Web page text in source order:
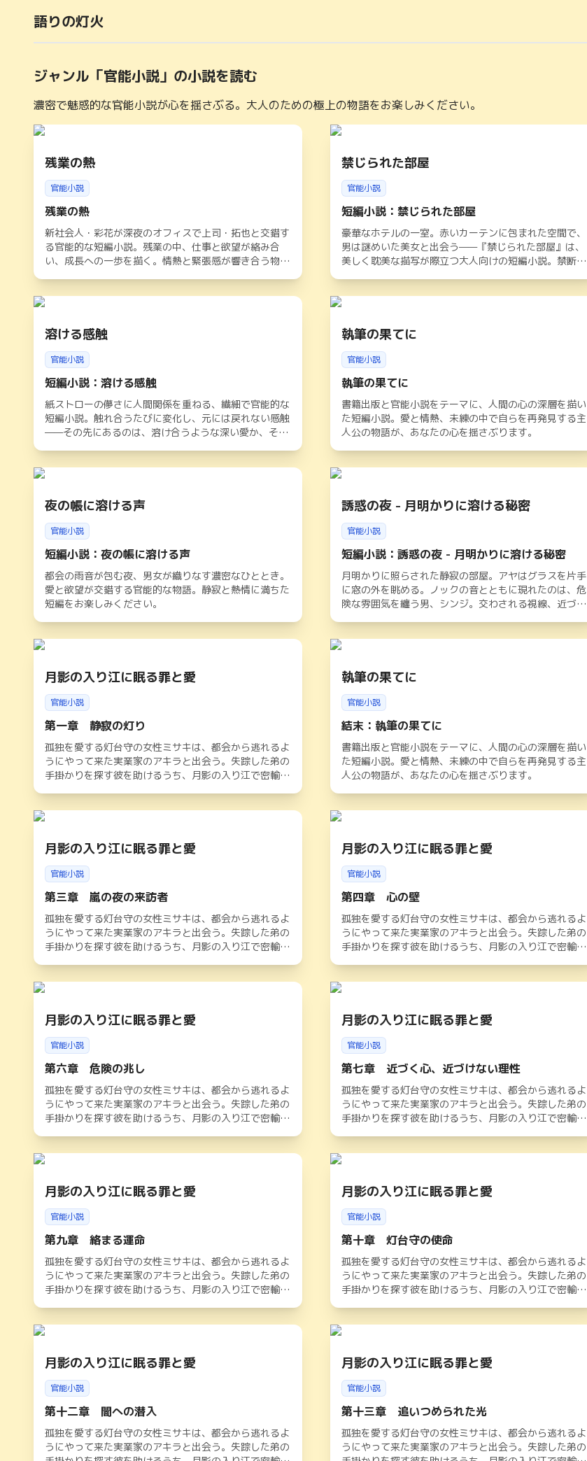
語りの灯火
ジャンル「官能小説」の小説を読む
濃密で魅惑的な官能小説が心を揺さぶる。大人のための極上の物語をお楽しみください。
残業の熱
官能小説
残業の熱
新社会人・彩花が深夜のオフィスで上司・拓也と交錯す
る官能的な短編小説。残業の中、仕事と欲望が絡み合
い、成長への一歩を描く。情熱と緊張感が響き合う物
禁じられた部屋
官能小説
短編小説：禁じられた部屋
豪華なホテルの一室。赤いカーテンに包まれた空間で、
男は謎めいた美女と出会う——『禁じられた部屋』は、
美しく耽美な描写が際立つ大人向けの短編小説。禁断の
溶ける感触
官能小説
短編小説：溶ける感触
紙ストローの儚さに人間関係を重ねる、繊細で官能的な
短編小説。触れ合うたびに変化し、元には戻れない感触
——その先にあるのは、溶け合うような深い愛か、それ
執筆の果てに
官能小説
執筆の果てに
書籍出版と官能小説をテーマに、人間の心の深層を描い
た短編小説。愛と情熱、未練の中で自らを再発見する主
人公の物語が、あなたの心を揺さぶります。
夜の帳に溶ける声
官能小説
短編小説：夜の帳に溶ける声
都会の雨音が包む夜、男女が織りなす濃密なひととき。
愛と欲望が交錯する官能的な物語。静寂と熱情に満ちた
短編をお楽しみください。
誘惑の夜 - 月明かりに溶ける秘密
官能小説
短編小説：誘惑の夜 - 月明かりに溶ける秘密
月明かりに照らされた静寂の部屋。アヤはグラスを片手
に窓の外を眺める。ノックの音とともに現れたのは、危
険な雰囲気を纏う男、シンジ。交わされる視線、近づく
月影の入り江に眠る罪と愛
官能小説
第一章 静寂の灯り
孤独を愛する灯台守の女性ミサキは、都会から逃れるよ
うにやって来た実業家のアキラと出会う。失踪した弟の
手掛かりを探す彼を助けるうち、月影の入り江で密輸組
を苦しめるが、孤独魂が紡ぐ愛は港町の運命を照らし出
す
執筆の果てに
官能小説
結末：執筆の果てに
書籍出版と官能小説をテーマに、人間の心の深層を描い
た短編小説。愛と情熱、未練の中で自らを再発見する主
人公の物語が、あなたの心を揺さぶります。
月影の入り江に眠る罪と愛
官能小説
第三章 嵐の夜の来訪者
孤独を愛する灯台守の女性ミサキは、都会から逃れるよ
うにやって来た実業家のアキラと出会う。失踪した弟の
手掛かりを探す彼を助けるうち、月影の入り江で密輸組
を苦しめるが、孤独魂が紡ぐ愛は港町の運命を照らし出
す
月影の入り江に眠る罪と愛
官能小説
第四章 心の壁
孤独を愛する灯台守の女性ミサキは、都会から逃れるよ
うにやって来た実業家のアキラと出会う。失踪した弟の
手掛かりを探す彼を助けるうち、月影の入り江で密輸組
を苦しめるが、孤独魂が紡ぐ愛は港町の運命を照らし出
す
月影の入り江に眠る罪と愛
官能小説
第六章 危険の兆し
孤独を愛する灯台守の女性ミサキは、都会から逃れるよ
うにやって来た実業家のアキラと出会う。失踪した弟の
手掛かりを探す彼を助けるうち、月影の入り江で密輸組
を苦しめるが、孤独魂が紡ぐ愛は港町の運命を照らし出
す
月影の入り江に眠る罪と愛
官能小説
第七章 近づく心、近づけない理性
孤独を愛する灯台守の女性ミサキは、都会から逃れるよ
うにやって来た実業家のアキラと出会う。失踪した弟の
手掛かりを探す彼を助けるうち、月影の入り江で密輸組
を苦しめるが、孤独魂が紡ぐ愛は港町の運命を照らし出
す
月影の入り江に眠る罪と愛
官能小説
第九章 絡まる運命
孤独を愛する灯台守の女性ミサキは、都会から逃れるよ
うにやって来た実業家のアキラと出会う。失踪した弟の
手掛かりを探す彼を助けるうち、月影の入り江で密輸組
を苦しめるが、孤独魂が紡ぐ愛は港町の運命を照らし出
す
月影の入り江に眠る罪と愛
官能小説
第十章 灯台守の使命
孤独を愛する灯台守の女性ミサキは、都会から逃れるよ
うにやって来た実業家のアキラと出会う。失踪した弟の
手掛かりを探す彼を助けるうち、月影の入り江で密輸組
を苦しめるが、孤独魂が紡ぐ愛は港町の運命を照らし出
す
月影の入り江に眠る罪と愛
官能小説
第十二章 闇への潜入
孤独を愛する灯台守の女性ミサキは、都会から逃れるよ
うにやって来た実業家のアキラと出会う。失踪した弟の
月影の入り江に眠る罪と愛
官能小説
第十三章 追いつめられた光
孤独を愛する灯台守の女性ミサキは、都会から逃れるよ
うにやって来た実業家のアキラと出会う。失踪した弟の